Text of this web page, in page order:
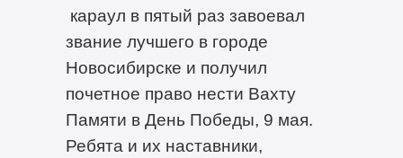
караул в пятый раз завоевал
звание лучшего в городе
Новосибирске и получил
почетное право нести Вахту
Памяти в День Победы, 9 мая.
Ребята и их наставники,